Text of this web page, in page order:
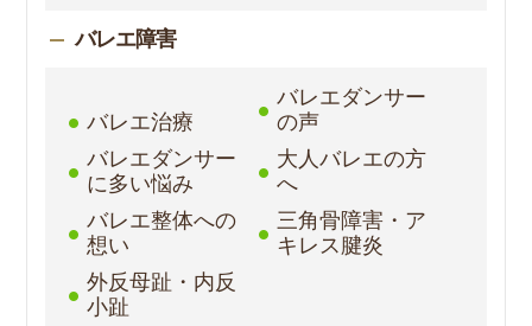
バレエ障害
バレエ治療
バレエダンサー
の声
バレエダンサー
に多い悩み
大人バレエの方
へ
バレエ整体への
想い
三角骨障害・ア
キレス腱炎
外反母趾・内反
小趾